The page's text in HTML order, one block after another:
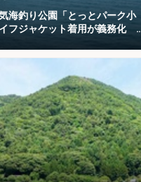
海釣り公園「とっとパーク小
フジャケット着用が義務化